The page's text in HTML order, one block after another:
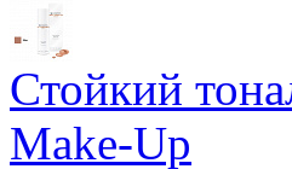
Стойкий
Make-Up